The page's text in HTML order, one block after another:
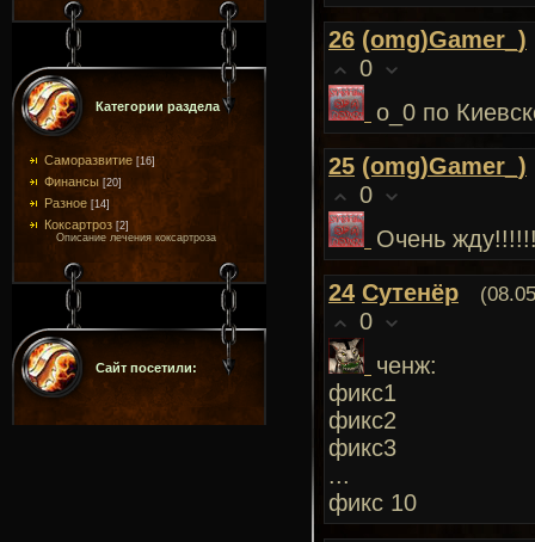
Категории раздела
Саморазвитие [16]
Финансы [20]
Разное [14]
Коксартроз [2]
Описание лечения коксартроза
Сайт посетили:
26 (omg)Gamer_)
0
о_0 по
25 (omg)Gamer_)
0
Очень
24 Сутенёр
0
ченж:
фикс1
фикс2
фикс3
...
фикс 10